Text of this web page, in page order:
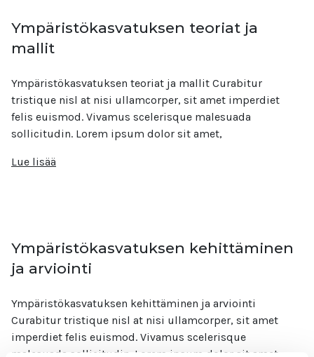
Ympäristökasvatuksen teoriat ja
mallit
Ympäristökasvatuksen teoriat ja mallit Curabitur
tristique nisl at nisi ullamcorper, sit amet imperdiet
felis euismod. Vivamus scelerisque malesuada
sollicitudin. Lorem ipsum dolor sit amet,
Lue lisää
Ympäristökasvatuksen kehittäminen
ja arviointi
Ympäristökasvatuksen kehittäminen ja arviointi
Curabitur tristique nisl at nisi ullamcorper, sit amet
imperdiet felis euismod. Vivamus scelerisque
malesuada sollicitudin. Lorem ipsum dolor sit amet,